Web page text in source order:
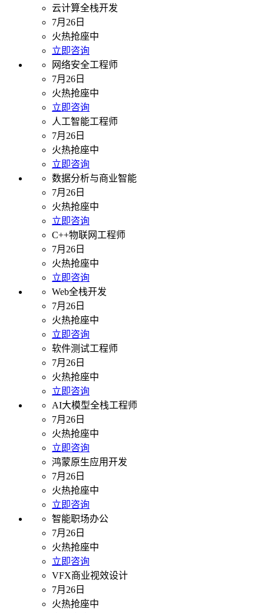
云计算全栈开发
7月26日
火热抢座中
立即咨询
网络安全工程师
7月26日
火热抢座中
立即咨询
人工智能工程师
7月26日
火热抢座中
立即咨询
数据分析与商业智能
7月26日
火热抢座中
立即咨询
C++物联网工程师
7月26日
火热抢座中
立即咨询
Web全栈开发
7月26日
火热抢座中
立即咨询
软件测试工程师
7月26日
火热抢座中
立即咨询
AI大模型全栈工程师
7月26日
火热抢座中
立即咨询
鸿蒙原生应用开发
7月26日
火热抢座中
立即咨询
智能职场办公
7月26日
火热抢座中
立即咨询
VFX商业视效设计
7月26日
火热抢座中